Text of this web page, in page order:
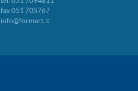
fax 051 705767
info@formart.it